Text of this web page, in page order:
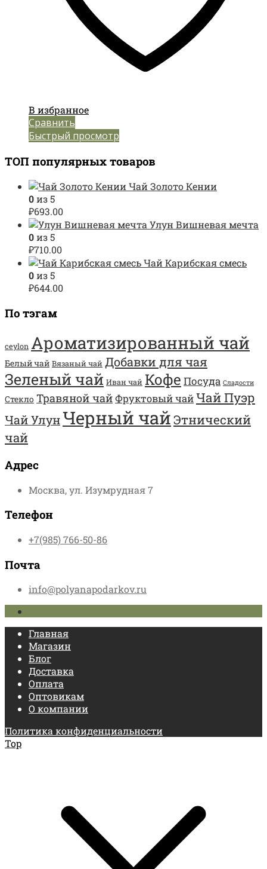
В избранное
Сравнить
Быстрый просмотр
ТОП популярных товаров
Чай Золото Кении
0из 5
₽693.00
Улун Вишневая мечта
0из 5
₽710.00
Чай Карибская смесь
0из 5
₽644.00
По тэгам
ceylon Ароматизированный чай
Белый чай Вязаный чай Добавки для чая
Зеленый чай Иван чай Кофе Посуда Сладости
Стекло Травяной чайФруктовый чайЧай Пуэр
Чай УлунЧерный чайЭтнический
чай
Адрес
Москва, ул. Изумрудная 7
Телефон
+7(985) 766-50-86
Почта
info@polyanapodarkov.ru
Главная
Магазин
Блог
Доставка
Оплата
Оптовикам
О компании
Политика конфиденциальности
Top